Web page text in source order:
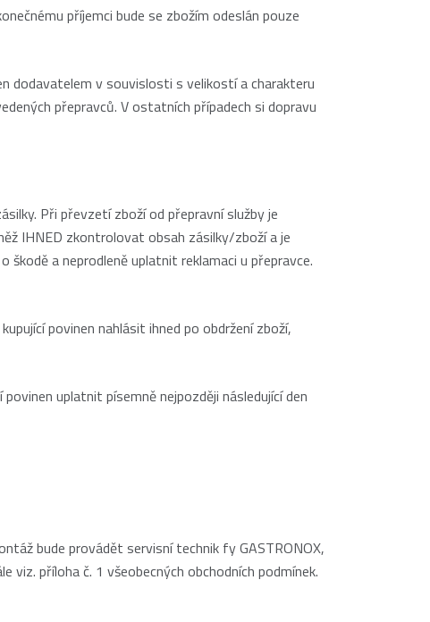
příjemci bude se zbožím odeslán pouze
dodavatelem v souvislosti s velikostí a charakteru
přepravců. V ostatních případech si dopravu
Při převzetí zboží od přepravní služby je
IHNED zkontrolovat obsah zásilky/zboží a je
a neprodleně uplatnit reklamaci u přepravce.
povinen nahlásit ihned po obdržení zboží,
uplatnit písemně nejpozději následující den
bude provádět servisní technik fy GASTRONOX,
viz. příloha č. 1 všeobecných obchodních podmínek.